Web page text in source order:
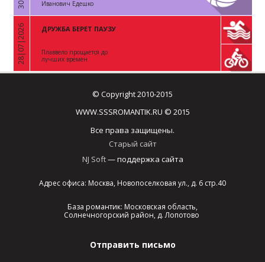
Иванович Едешко
«
28|07|2026 ДРУЖБА БЕРЕТ ПАУЗУ
Плаввело прощается до
лучших времен
© Copyright 2010-2015
WWW.SSSROMANTIK.RU © 2015
Все права защищены.
Старый сайт
NJ Soft— поддержка сайта
Адрес офиса: Москва, Новопоселковая ул., д. 6 стр.40
База романтик: Московская область,
Солнечногорский район, д. Лопотово
Отправить письмо